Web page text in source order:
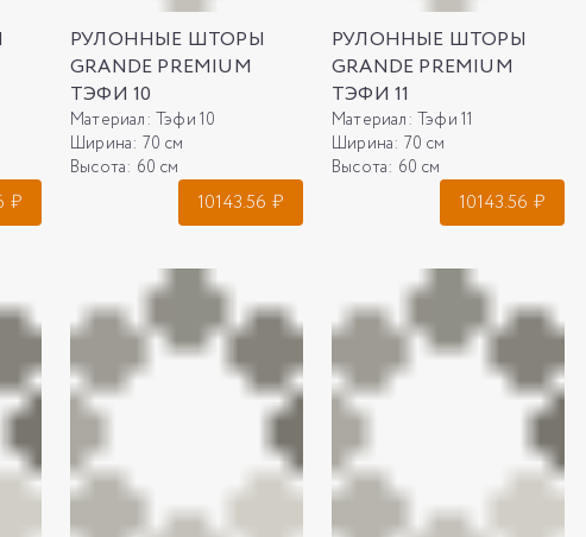
₽
РУЛОННЫЕ ШТОРЫ
GRANDE PREMIUM
ТЭФИ 10
Материал: Тэфи 10
Ширина: 70 см
Высота: 60 см
10143.56 ₽
РУЛОННЫЕ ШТОРЫ
GRANDE PREMIUM
ТЭФИ 11
Материал: Тэфи 11
Ширина: 70 см
Высота: 60 см
10143.56 ₽